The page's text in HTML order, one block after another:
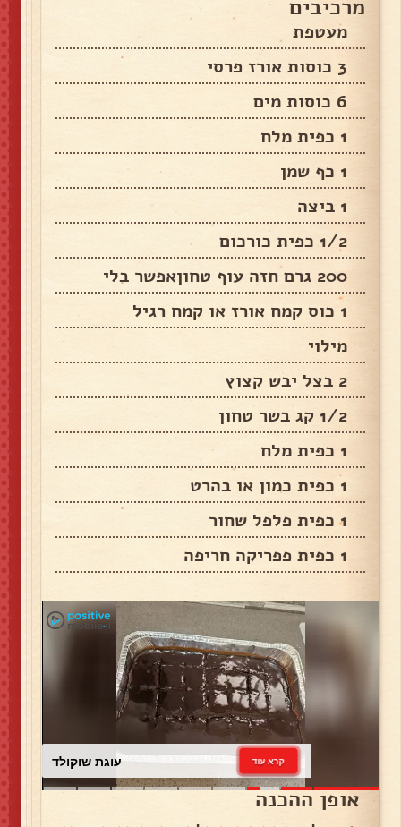
מרכיבים
מעטפת
3 כוסות אורז פרסי
6 כוסות מים
1 כפית מלח
1 כף שמן
1 ביצה
1/2 כפית כורכום
200 גרם חזה עוף טחוןאפשר בלי
1 כוס קמח אורז או קמח רגיל
מילוי
2 בצל יבש קצוץ
1/2 קג בשר טחון
1 כפית מלח
1 כפית כמון או בהרט
1 כפית פלפל שחור
1 כפית פפריקה חריפה
עוגת שוקולד קרא עוד
אופן ההכנה